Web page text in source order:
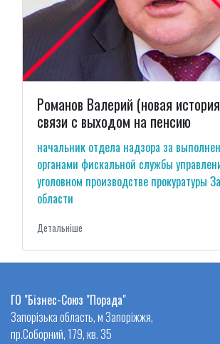
Романов Валерий (новая
связи с выходом на пенсию
начальник отдела надзора за
органами фискальной службы
уголовном производстве прокуратуры
области
Детальнiше
ГО "Бізнес-Союз "Порада"
Запорізька область, м Запоріжжя,
пр.Соборний, 179, кв. 35